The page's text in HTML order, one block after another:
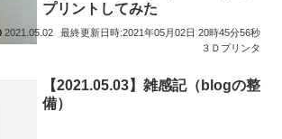
プリントしてみた
2021.05.02
最終更新日時:2021年05月02日 20時45分56秒
３Ｄプリンタ
【2021.05.03】雑感記（blogの整
備）